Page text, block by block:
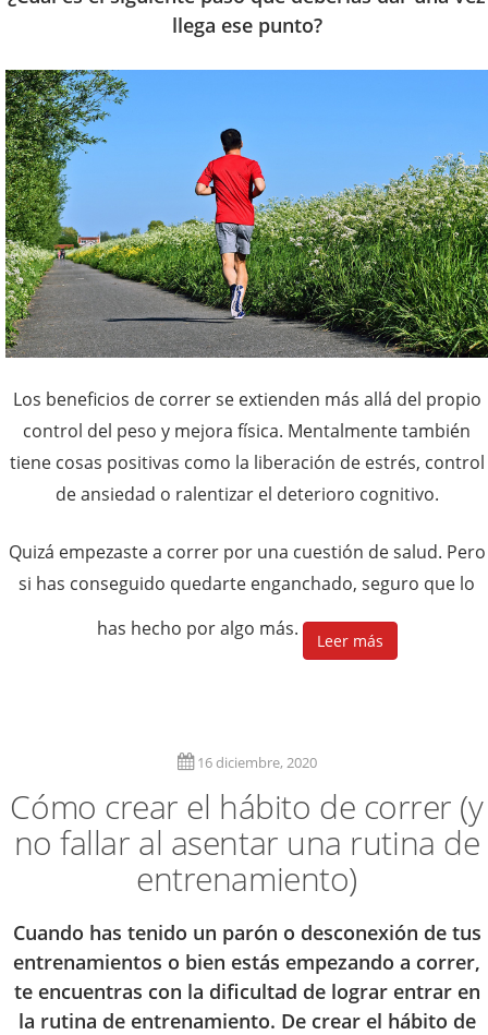
llega ese punto?
Los beneficios de correr se extienden más allá del propio
control del peso y mejora física. Mentalmente también
tiene cosas positivas como la liberación de estrés, control
de ansiedad o ralentizar el deterioro cognitivo.
Quizá empezaste a correr por una cuestión de salud. Pero
si has conseguido quedarte enganchado, seguro que lo
has hecho por algo más.
Leer más
16 diciembre, 2020
Cómo crear el hábito de correr (y
no fallar al asentar una rutina de
entrenamiento)
Cuando has tenido un parón o desconexión de tus
entrenamientos o bien estás empezando a correr,
te encuentras con la dificultad de lograr entrar en
la rutina de entrenamiento. De crear el hábito de